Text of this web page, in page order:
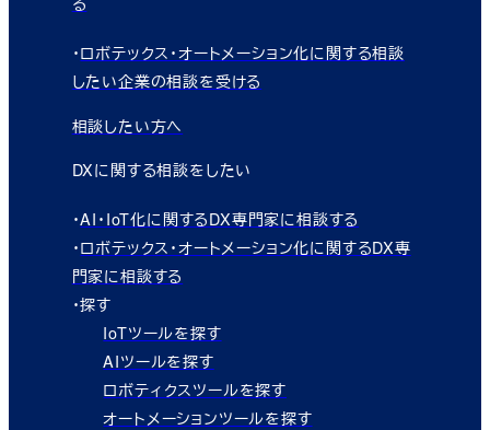
・ロボテックス・オートメーション化に関する相談
したい企業の相談を受ける
相談したい方へ
DXに関する相談をしたい
・AI・IoT化に関するDX専門家に相談する
・ロボテックス・オートメーション化に関するDX専
門家に相談する
・探す
IoTツールを探す
AIツールを探す
ロボティクスツールを探す
オートメーションツールを探す